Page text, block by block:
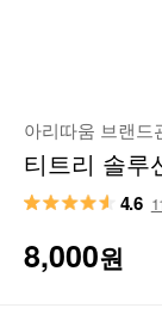
아리따움 브랜드
티트리 솔루
4.6
8,000원